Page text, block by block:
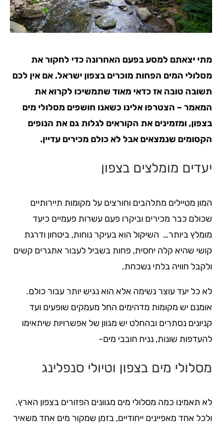
מתי יצאתם למסע בפעם האחרונה כדי לחקור את
מסלולי המים הפחות מוכרים בצפון ישראל. אם אין לכם
תשובה טובה אז כדאי מאוד שתמשיכו לקרוא את
המאמר – הצטרפו אלינו כשאנו חושפים מסלולי מים
בצפון, ומזמינים את הקוראים לגלות גם את הנופים
הקסומים שנמצאים אבל לא כולם מכירים עדיין.
יעדים מומלצים בצפון
המון מטיילים מתלהבים וחורצים על מקומות תיירותיים
שכולם כבר מכירים וביקרו פעם עשרות פעמיים כיעד
מומלץ ביותר… השיקול הוא בעיקר נוחות, ביטחון ודרגת
קושי שהיא קלה יחסית, פחות בשביל לעבור אתגרים קשים
ולקבל חוויה בלתי נשכחת.
לא כל יעד עוצר נשימה אלא הוא נגיש יותר עבור כולם.
אומנם יש מקומות מדהימים החל מעמקים שופעים ועד
קניונים נסתרים ובהחלט יש מגוון של אפשרויות שיתאימו
להעדפות שונות, נניח חובבי מים-
מסלולי מים בצפון וטיולי סנפלינג
לא תאמינו כמה מסלולי מים מגוונים הפזורים בצפון הארץ.
ולכל אחד מאפיינים ייחודיים, בזמן שמקור מים אחד משאיר